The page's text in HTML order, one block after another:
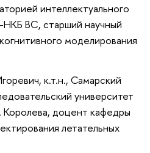
интеллектуального
ВС, старший научный
моделирования
к.т.н., Самарский
университет
доцент кафедры
летательных